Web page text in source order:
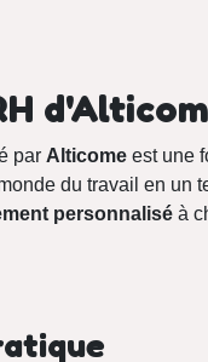
par Alticomeest une
du travail en un
personnaliséà